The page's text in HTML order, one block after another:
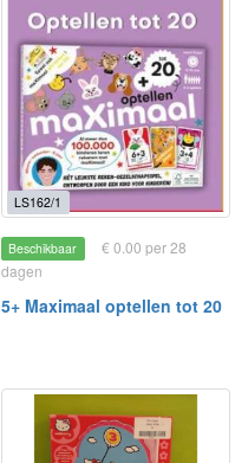
LS162/1
Beschikbaar
€ 0.00 per 28
dagen
5+ Maximaal optellen tot 20